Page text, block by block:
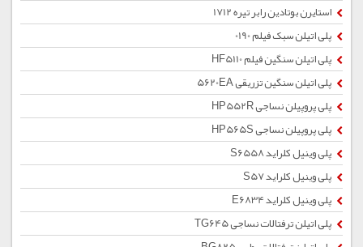
استایرن بوتادین رابر تیره 1712
پلی اتیلن سبک فیلم 0190
پلی اتیلن سنگین فیلم HF5110
پلی اتیلن سنگین تزریقی 5620EA
پلی پروپیلن نساجی HP552R
پلی پروپیلن نساجی HP565S
پلی وینیل کلراید S6558
پلی وینیل کلراید S57
پلی وینیل کلراید E6834
پلی اتیلن ترفتالات نساجی TG645